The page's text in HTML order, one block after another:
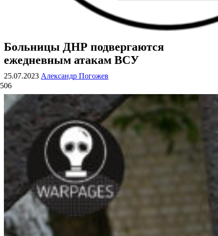
ВОЕННЫЕ СТРАНИЦЫ
СТАТЬИ ВОЕННОЙ ТЕМАТИКИ
Больницы ДНР подвергаются
ежедневным атакам ВСУ
25.07.2023 Александр Погожев
506